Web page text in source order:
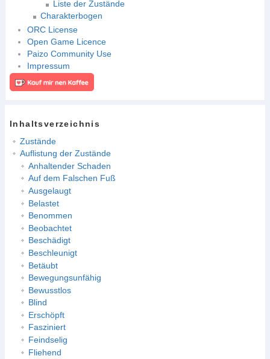
Liste der Zustände
Charakterbogen
ORC License
Open Game Licence
Paizo Community Use
Impressum
Inhaltsverzeichnis
Zustände
Auflistung der Zustände
Anhaltender Schaden
Auf dem Falschen Fuß
Ausgelaugt
Belastet
Benommen
Beobachtet
Beschädigt
Beschleunigt
Betäubt
Bewegungsunfähig
Bewusstlos
Blind
Erschöpft
Fasziniert
Feindselig
Fliehend